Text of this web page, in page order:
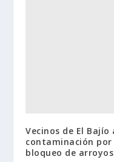
Vecinos de El
contaminación
bloqueo de